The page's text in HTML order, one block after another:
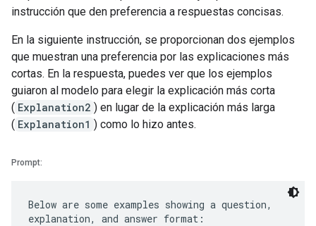
instrucción que den preferencia a respuestas concisas.
En la siguiente instrucción, se proporcionan dos ejemplos
que muestran una preferencia por las explicaciones más
cortas. En la respuesta, puedes ver que los ejemplos
guiaron al modelo para elegir la explicación más corta
( Explanation2 ) en lugar de la explicación más larga
( Explanation1 ) como lo hizo antes.
Prompt:
Below are some examples showing a question,
explanation, and answer format: